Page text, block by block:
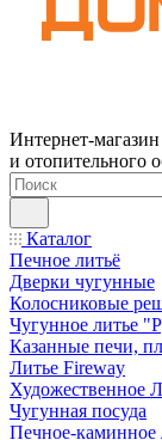
Интернет-
и отопительного
Каталог
Печное литьё
Дверки чугунные
Колосниковые
Чугунное литье
Казанные печи,
Литье Fireway
Художественное
Чугунная посуда
Печное-каминное